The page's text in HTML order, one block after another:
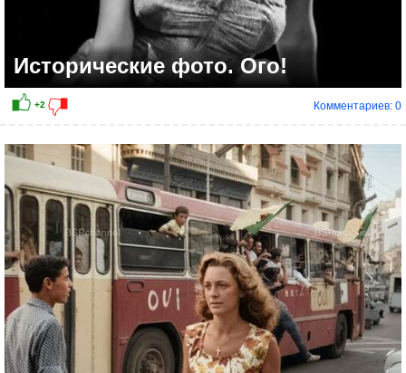
Исторические фото. Ого!
Комментариев: 0